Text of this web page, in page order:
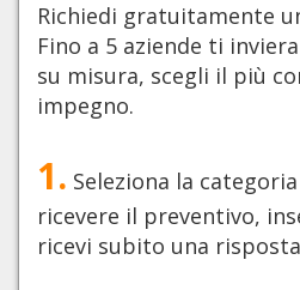
Richiedi gratuitamente
Fino a 5 aziende ti
su misura, scegli il più
impegno.
1. Seleziona la
ricevere il preventivo,
ricevi subito una